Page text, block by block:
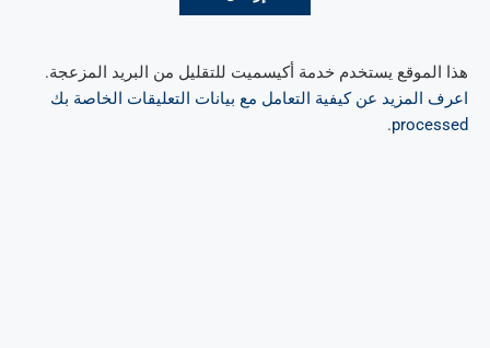
هذا الموقع يستخدم خدمة أكيسميت للتقليل من البريد المزعجة.
اعرف المزيد عن كيفية التعامل مع بيانات التعليقات الخاصة بك
processed
.